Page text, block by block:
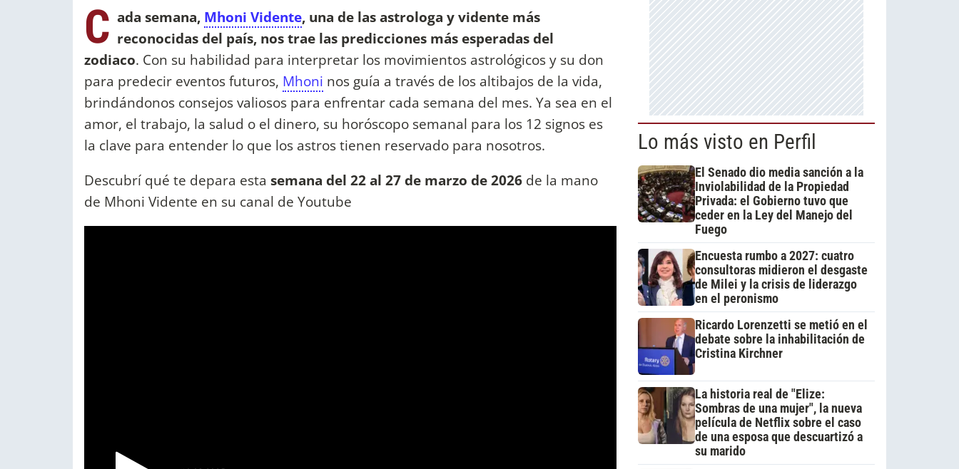
C ada semana, Mhoni Vidente, una de las astrologa y vidente más
reconocidas del país, nos trae las predicciones más esperadas del
zodiaco. Con su habilidad para interpretar los movimientos astrológicos y su don
para predecir eventos futuros, Mhoni nos guía a través de los altibajos de la vida,
brindándonos consejos valiosos para enfrentar cada semana del mes. Ya sea en el
amor, el trabajo, la salud o el dinero, su horóscopo semanal para los 12 signos es
la clave para entender lo que los astros tienen reservado para nosotros.
Descubrí qué te depara esta semana del 22 al 27 de marzo de 2026 de la mano
de Mhoni Vidente en su canal de Youtube
Lo más visto en Perfil
El Senado dio media sanción a la
Inviolabilidad de la Propiedad
Privada: el Gobierno tuvo que
ceder en la Ley del Manejo del
Fuego
Encuesta rumbo a 2027: cuatro
consultoras midieron el desgaste
de Milei y la crisis de liderazgo
en el peronismo
Ricardo Lorenzetti se metió en el
debate sobre la inhabilitación de
Cristina Kirchner
La historia real de "Elize:
Sombras de una mujer", la nueva
película de Netflix sobre el caso
de una esposa que descuartizó a
su marido